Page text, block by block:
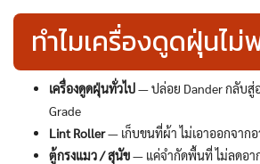
ทำไมเครื่องดูดฝุ่นไม่
เครื่องดูดฝุ่นทั่วไป— ปล่อย Dander กลับสู่อ
Grade
Lint Roller— เก็บขนที่ผ้า ไม่เอาออกจาก
ตู้กรงแมว / สุนัข— แค่จำกัดพื้นที่ ไม่ลดอา